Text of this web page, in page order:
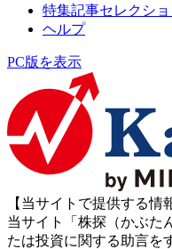
特集記事セレクショ
ヘルプ
PC版を表示
【当サイトで提供する情
当サイト「株探（かぶた
たは投資に関する助言を